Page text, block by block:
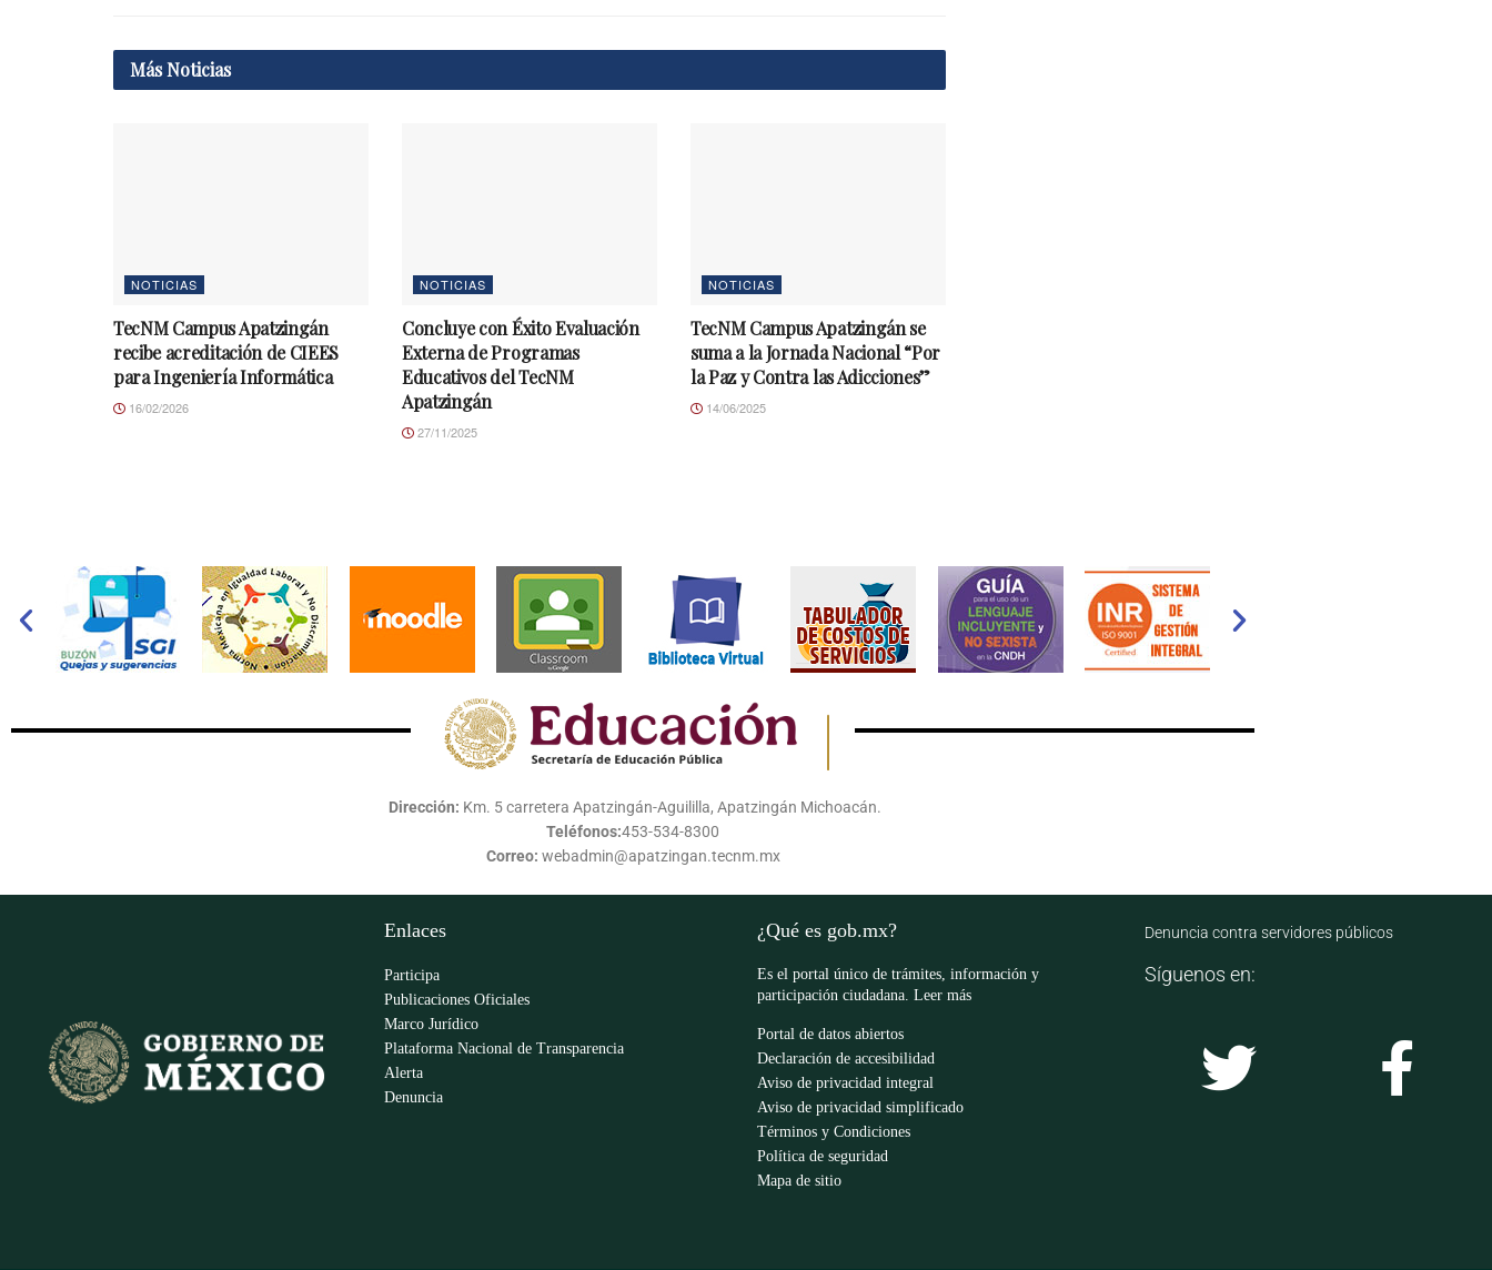
MásNoticias
NOTICIAS
TecNM Campus Apatzingán
recibe acreditación de CIEES
para Ingeniería Informática
16/02/2026
NOTICIAS
Concluye con Éxito Evaluación
Externa de Programas
Educativos del TecNM
Apatzingán
27/11/2025
NOTICIAS
TecNM Campus Apatzingán se
suma a la Jornada Nacional “Por
la Paz y Contra las Adicciones”
14/06/2025
Dirección: Km. 5 carretera Apatzingán-Aguililla, Apatzingán Michoacán.
Teléfonos:453-534-8300
Correo: webadmin@apatzingan.tecnm.mx
Enlaces
Participa
Publicaciones Oficiales
Marco Jurídico
Plataforma Nacional de Transparencia
Alerta
Denuncia
¿Qué es gob.mx?
Es el portal único de trámites, información y
participación ciudadana. Leer más
Portal de datos abiertos
Declaración de accesibilidad
Aviso de privacidad integral
Aviso de privacidad simplificado
Términos y Condiciones
Política de seguridad
Mapa de sitio
Denuncia contra servidores públicos
Síguenos en: